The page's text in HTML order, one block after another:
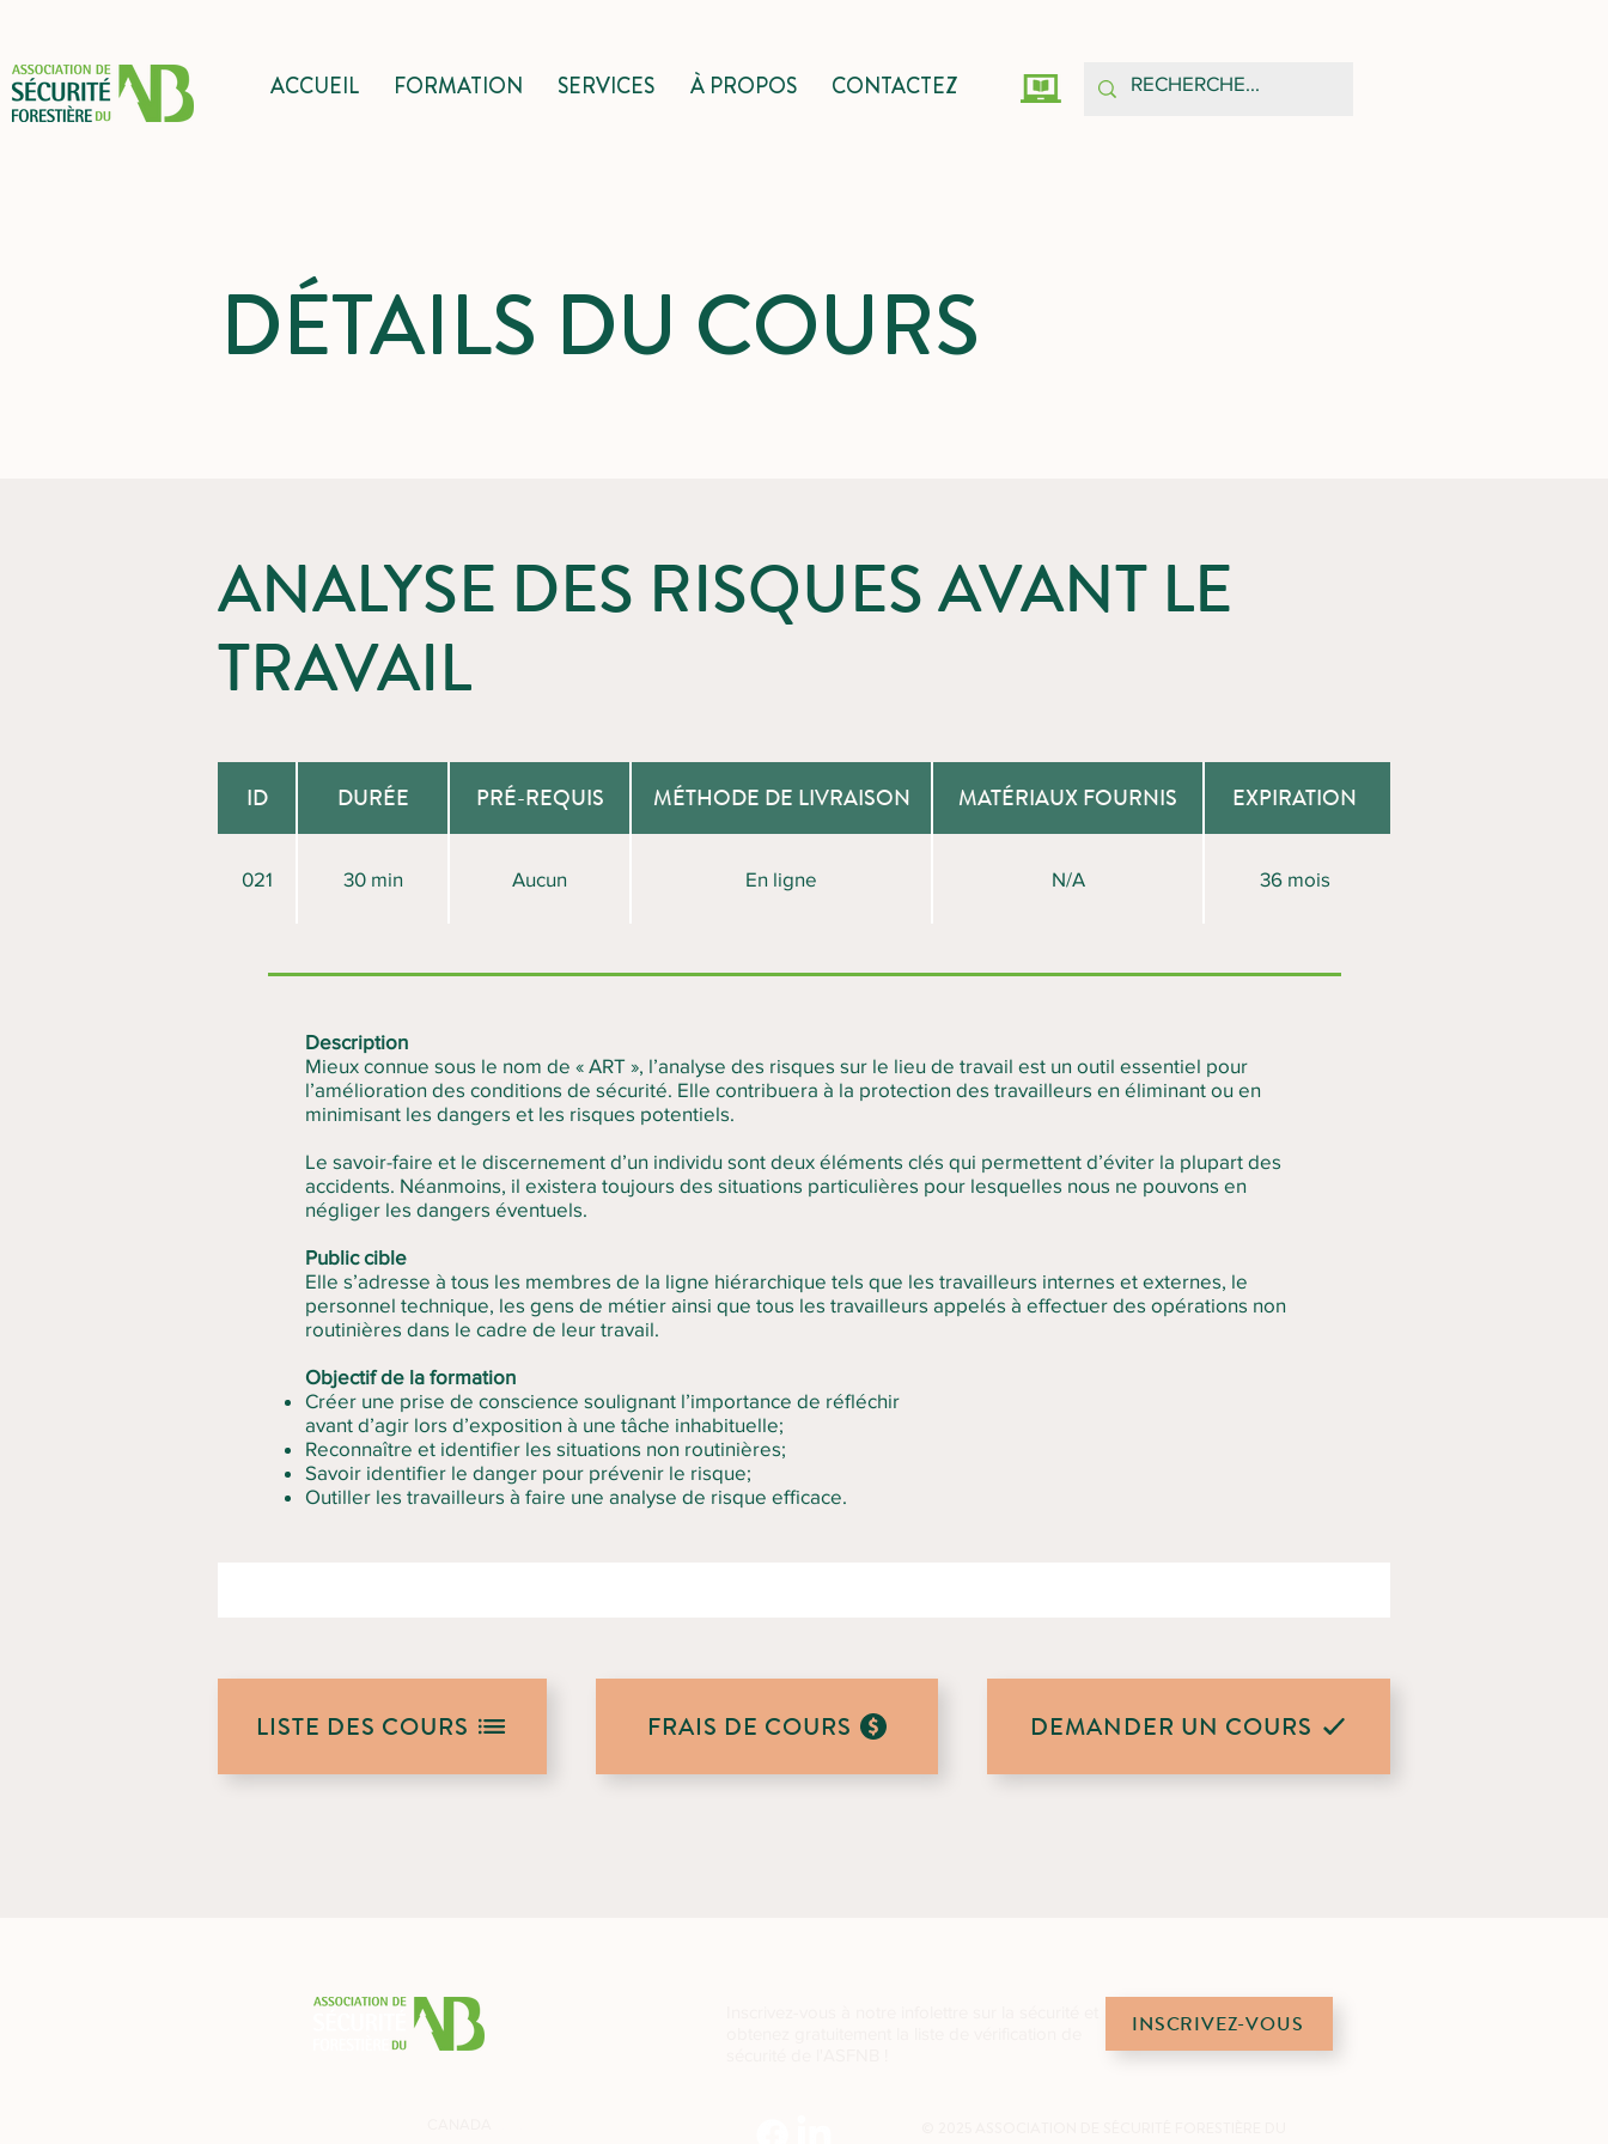
ACCUEIL FORMATION SERVICES À PROPOS CONTACTEZ
DÉTAILS DU COURS
ANALYSE DES RISQUES AVANT LE
TRAVAIL
ID DURÉE PRÉ-REQUIS MÉTHODE DE LIVRAISON MATÉRIAUX FOURNIS EXPIRATION
021 30 min Aucun En ligne N/A 36 mois
Description
Mieux connue sous le nom de « ART », l’analyse des risques sur le lieu de travail est un outil essentiel pour
l’amélioration des conditions de sécurité. Elle contribuera à la protection des travailleurs en éliminant ou en
minimisant les dangers et les risques potentiels.
Le savoir-faire et le discernement d’un individu sont deux éléments clés qui permettent d’éviter la plupart des
accidents. Néanmoins, il existera toujours des situations particulières pour lesquelles nous ne pouvons en
négliger les dangers éventuels.
Public cible
Elle s’adresse à tous les membres de la ligne hiérarchique tels que les travailleurs internes et externes, le
personnel technique, les gens de métier ainsi que tous les travailleurs appelés à effectuer des opérations non
routinières dans le cadre de leur travail.
Objectif de la formation
Créer une prise de conscience soulignant l’importance de réfléchir
avant d’agir lors d’exposition à une tâche inhabituelle;
Reconnaître et identifier les situations non routinières;
Savoir identifier le danger pour prévenir le risque;
Outiller les travailleurs à faire une analyse de risque efficace.
LISTE DES COURS FRAIS DE COURS DEMANDER UN COURS
INSCRIVEZ-VOUS